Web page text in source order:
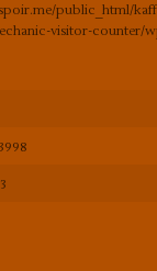
public_html/
visitor-counter/